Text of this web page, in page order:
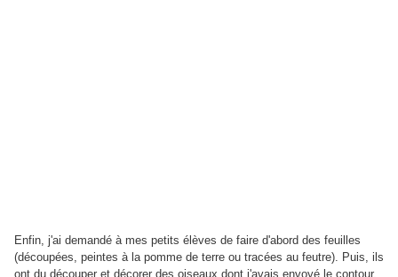
Enfin, j'ai demandé à mes petits élèves de faire d'abord des feuilles
(découpées, peintes à la pomme de terre ou tracées au feutre). Puis, ils
ont du découper et décorer des oiseaux dont j'avais envoyé le contour.